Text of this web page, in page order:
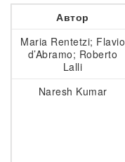
Автор
Maria Rentetzi; Flavio
d’Abramo; Roberto
Lalli
Naresh Kumar